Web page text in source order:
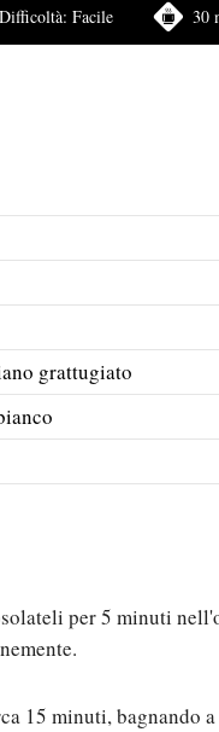
Difficoltà:Facile 30
grattugiato
per 5 minuti
15 minuti,